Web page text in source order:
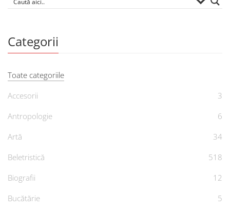
Categorii
Toate categoriile
Accesorii
3
Antropologie
6
Artă
34
Beletristică
518
Biografii
12
Bucătărie
5